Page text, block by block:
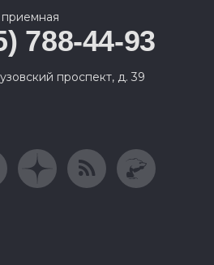
788-44-93
проспект, д. 39